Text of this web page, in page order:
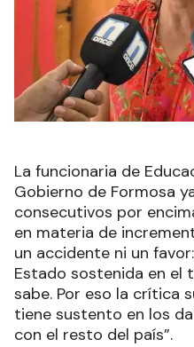
La funcionaria de
Gobierno de Formosa
consecutivos por
en materia de
un accidente ni un
Estado sostenida en el
sabe. Por eso la crítica
tiene sustento en los
con el resto del país”.